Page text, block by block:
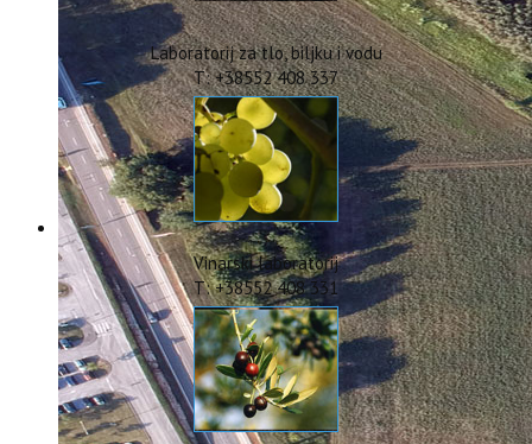
Statut
Strategija
CIP
Pravo na pristup informacijama
Zaštita osobnih podataka
Godišnji izvještaj
Javna nabava
Natječaji za radna mjesta
Zakonodavni okvir
Akti Instituta
Linkovi
Kontakt
webmail
Popularizacija znanosti
ERASMUS+
HyPro4ST
DIGIAGRI
Laboratorij za tlo, biljku i vodu
T: +38552 408 337
Vinarski laboratorij
T: +38552 408 331